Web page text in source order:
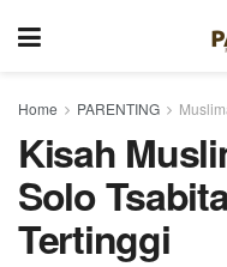
Home PARENTING
Kisah
Solo
Tertinggi